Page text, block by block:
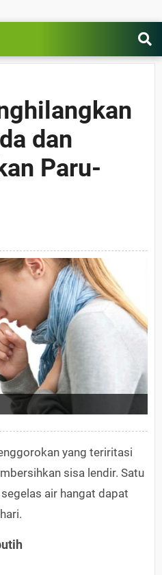
dan
Paru-
yang teriritasi
sisa lendir. Satu
air hangat dapat